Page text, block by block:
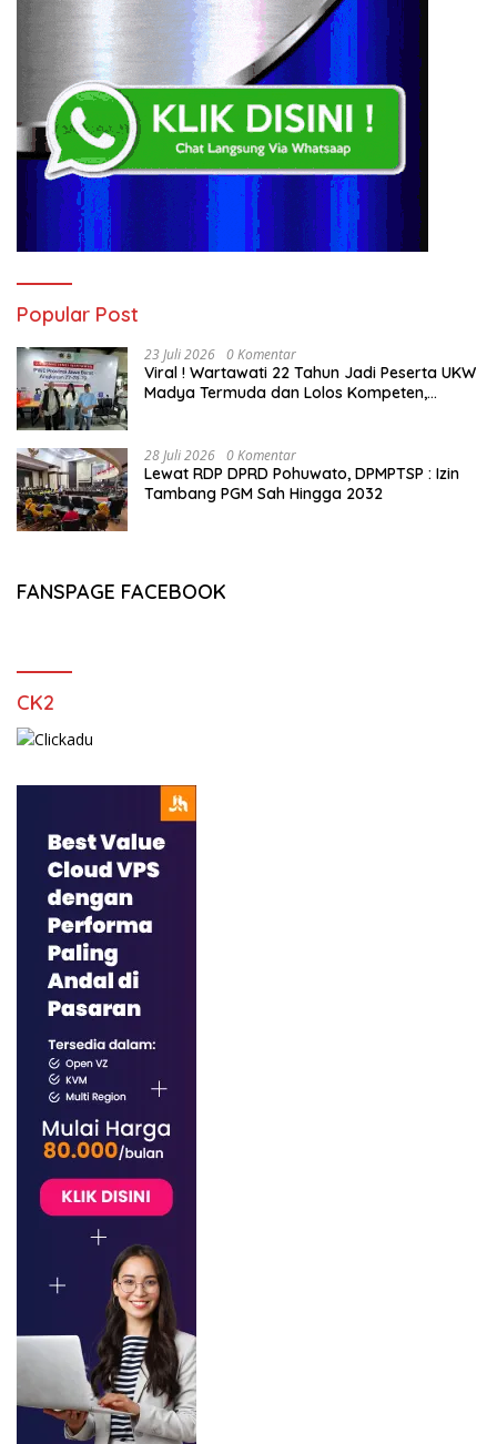
Popular Post
23 Juli 2026 0 Komentar
Viral ! Wartawati 22 Tahun Jadi Peserta UKW
Madya Termuda dan Lolos Kompeten,
28 Juli 2026 0 Komentar
Lewat RDP DPRD Pohuwato, DPMPTSP : Izin
Tambang PGM Sah Hingga 2032
FANSPAGE FACEBOOK
CK2